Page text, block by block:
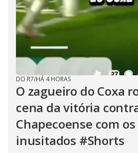
DO R7/HÁ 4 HORAS
O zagueiro do Coxa
cena da vitória
Chapecoense com
inusitados #Shorts